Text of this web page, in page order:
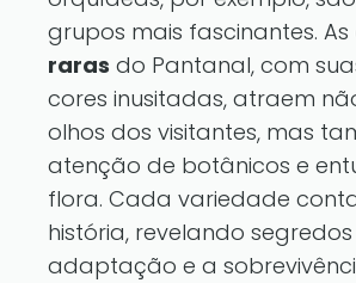
grupos mais fascinantes. As
raras do Pantanal, com
cores inusitadas, atraem
olhos dos visitantes, mas
atenção de botânicos e
flora. Cada variedade
história, revelando
adaptação e a